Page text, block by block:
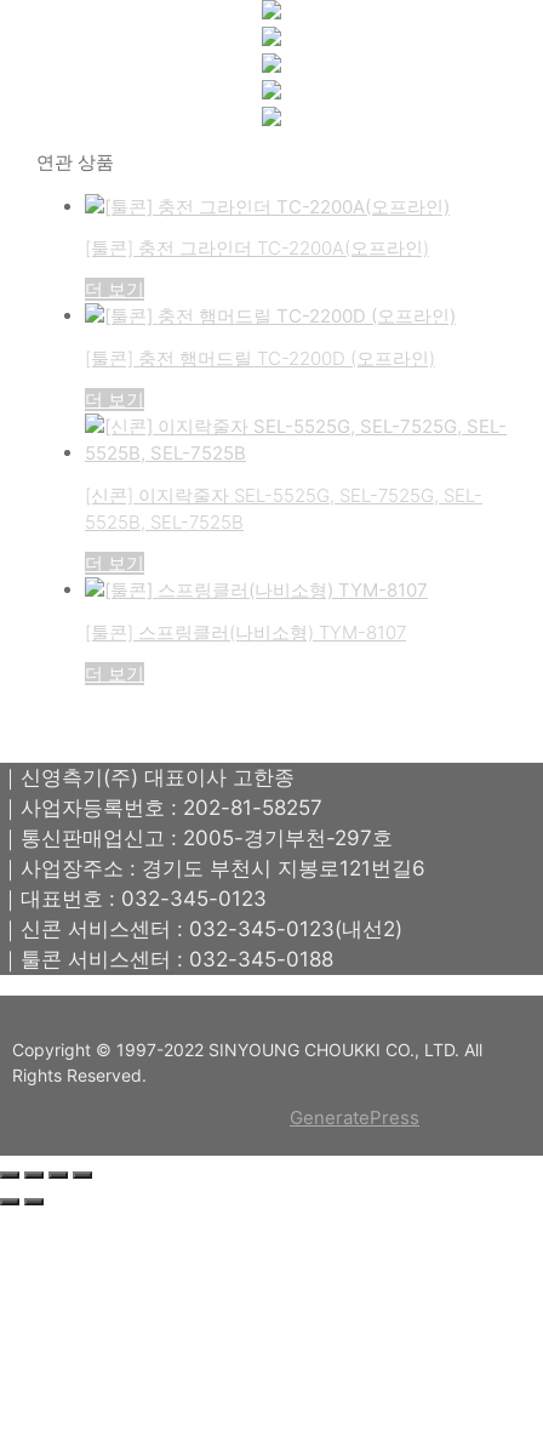
연관 상품
[툴콘] 충전 그라인더 TC-2200A(오프라인)
더 보기
[툴콘] 충전 햄머드릴 TC-2200D (오프라인)
더 보기
[신콘] 이지락줄자 SEL-5525G, SEL-7525G, SEL-
5525B, SEL-7525B
더 보기
[툴콘] 스프링클러(나비소형) TYM-8107
더 보기
｜신영측기(주) 대표이사 고한종
｜사업자등록번호 : 202-81-58257
｜통신판매업신고 : 2005-경기부천-297호
｜사업장주소 : 경기도 부천시 지봉로121번길6
｜대표번호 : 032-345-0123
｜신콘 서비스센터 : 032-345-0123(내선2)
｜툴콘 서비스센터 : 032-345-0188
Copyright © 1997-2022 SINYOUNG CHOUKKI CO., LTD. All
Rights Reserved.
GeneratePress